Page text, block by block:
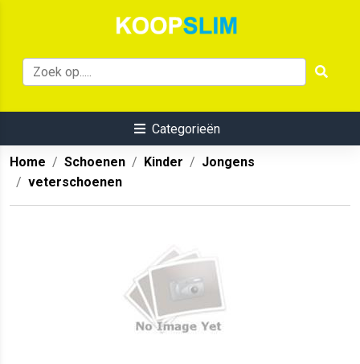
Categorieën
Home Schoenen Kinder
Jongens
veterschoenen